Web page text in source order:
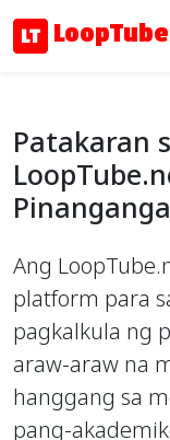
Patakaran
Ang
platform para
pagkalkula ng
araw-araw na
hanggang sa
pang-